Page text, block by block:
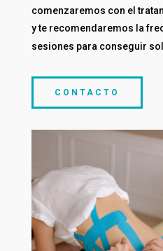
comenzaremos con el
y te recomendaremos la
sesiones para conseguir
CONTACTO